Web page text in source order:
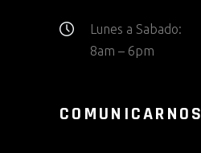
Lunes a Sabado:
8am – 6pm
COMUNICARNOS